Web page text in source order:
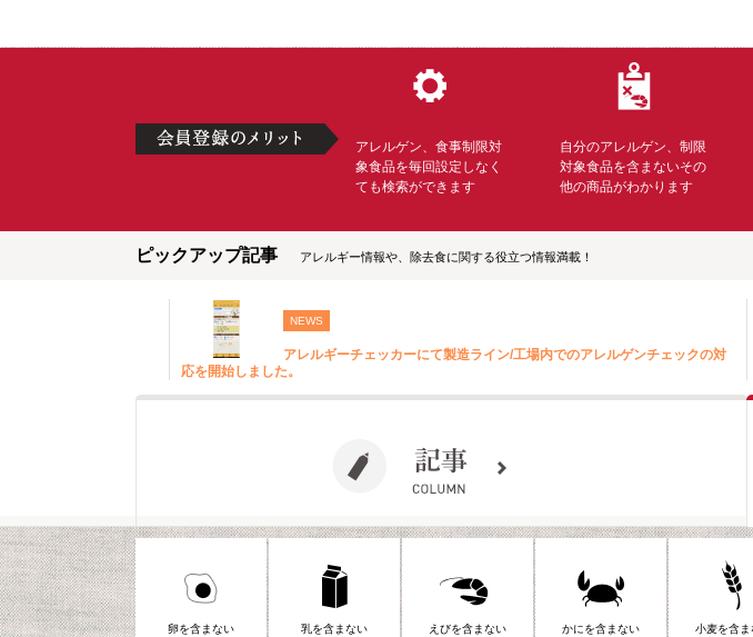
アレルゲン、食事制限対
象食品を毎回設定しなく
ても検索ができます
自分のアレルゲン、制限
対象食品を含まないその
他の商品がわかります
ピックアップ記事 アレルギー情報や、除去食に関する役立つ情報満載！
NEWS
アレルギーチェッカーにて製造ライン/工場内でのアレルゲンチェックの対
応を開始しました。
卵を含まない
乳を含まない
えびを含まない
かにを含まない
小麦を含ま